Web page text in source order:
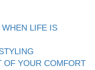
WHEN LIFE IS
OF YOUR COMFORT